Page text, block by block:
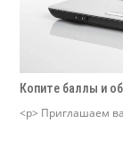
Копите баллы и
<p> Приглашаем